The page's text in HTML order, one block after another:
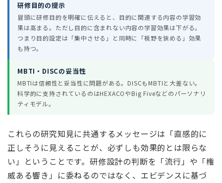
研修目的の提示
冒頭に研修目的を明確に伝えると、目的に関連する内容の学習効
果は高まる。ただし目的に含まれない内容の学習効果は下がる。
つまり目的設定は「集中させる」と同時に「視野を狭める」効果
も持つ。
MBTI・DISCの妥当性
MBTIは信頼性と妥当性に問題がある。DISCもMBTIと大差ない。
科学的に支持されているのはHEXACOやBig Fiveなどのパーソナリ
ティモデル。
これらの研究知見に共通するメッセージは「直感的に
正しそうに見えることが、必ずしも効果的とは限らな
い」ということです。研修設計の判断を「流行」や「権
威ある響き」に委ねるのではなく、エビデンスに基づ